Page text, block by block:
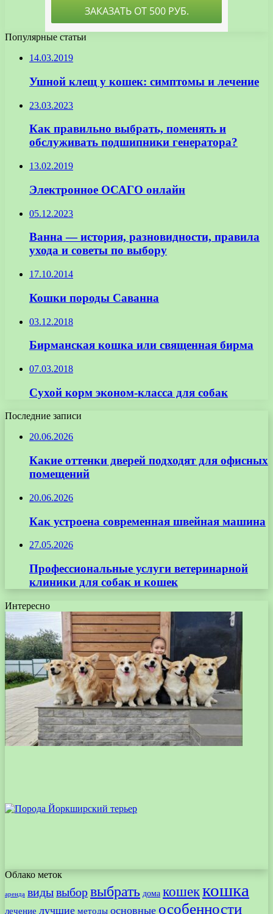
Популярные статьи
14.03.2019
Ушной клещ у кошек: симптомы и лечение
23.03.2023
Как правильно выбрать, поменять и
обслуживать подшипники генератора?
13.02.2019
Электронное ОСАГО онлайн
05.12.2023
Ванна — история, разновидности, правила
ухода и советы по выбору
17.10.2014
Кошки породы Саванна
03.12.2018
Бирманская кошка или священная бирма
07.03.2018
Сухой корм эконом-класса для собак
Последние записи
20.06.2026
Какие оттенки дверей подходят для офисных
помещений
20.06.2026
Как устроена современная швейная машина
27.05.2026
Профессиональные услуги ветеринарной
клиники для собак и кошек
Интересно
Облако меток
аренда видывыборвыбрать дома кошеккошка
лечение лучшие методы основные особенности